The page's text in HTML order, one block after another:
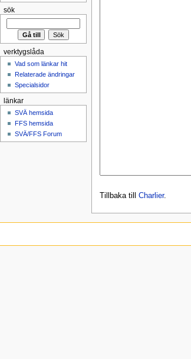
Tillbaka till Charlier.
sök
verktygslåda
Vad som länkar hit
Relaterade ändringar
Specialsidor
länkar
SVÄ hemsida
FFS hemsida
SVÄ/FFS Forum